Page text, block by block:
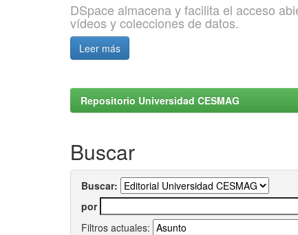
DSpace almacena y facilita el acceso
vídeos y colecciones de datos.
Leer más
Repositorio Universidad CESMAG
Buscar
Buscar:
por
Filtros actuales: